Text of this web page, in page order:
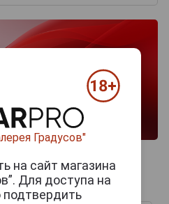
ROCKY PATEL
Градусов"
на сайт магазина
Для доступа на
подтвердить